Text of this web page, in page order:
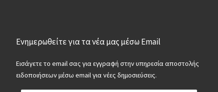
Ενημερωθείτε για τα νέα μας μέσω Email
Εισάγετε το email σας για εγγραφή στην υπηρεσία αποστολής
ειδοποιήσεων μέσω email για νέες δημοσιεύσεις.